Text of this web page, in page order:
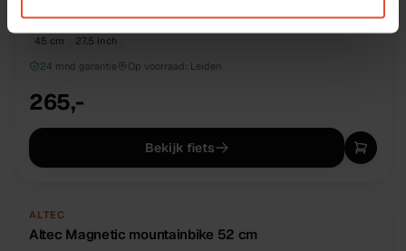
Altec Camaro mountainbike 27 45 cm
45 cm
27.5 inch
24 mnd garantie
Op voorraad: Leiden
265,-
Bekijk fiets
NIEUW
ALTEC
Altec Magnetic mountainbike 52 cm